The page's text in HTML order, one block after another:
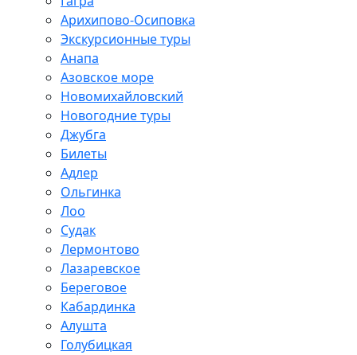
Арихипово-Осиповка
Экскурсионные туры
Анапа
Азовское море
Новомихайловский
Новогодние туры
Джубга
Билеты
Адлер
Ольгинка
Лоо
Судак
Лермонтово
Лазаревское
Береговое
Кабардинка
Алушта
Голубицкая